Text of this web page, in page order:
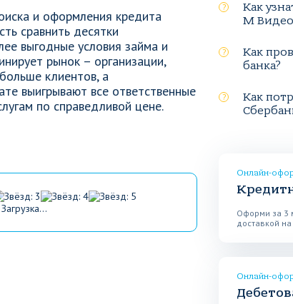
и оформления кредита
сравнить десятки
выгодные условия займа и
рынок – организации,
клиентов, а
выигрывают все ответственные
по справедливой цене.
Загрузка...
Как
М
Как
банка?
Как
Онлайн-
Оформи за 3
доставкой
Онлайн-